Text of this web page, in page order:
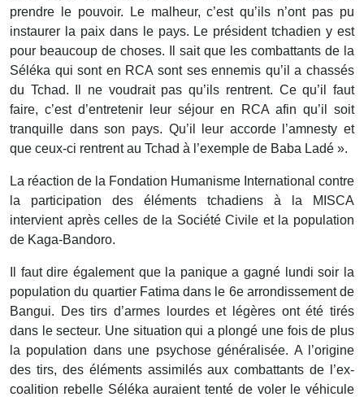
prendre le pouvoir. Le malheur, c’est qu’ils n’ont pas pu
instaurer la paix dans le pays. Le président tchadien y est
pour beaucoup de choses. Il sait que les combattants de la
Séléka qui sont en RCA sont ses ennemis qu’il a chassés
du Tchad. Il ne voudrait pas qu’ils rentrent. Ce qu’il faut
faire, c’est d’entretenir leur séjour en RCA afin qu’il soit
tranquille dans son pays. Qu’il leur accorde l’amnesty et
que ceux-ci rentrent au Tchad à l’exemple de Baba Ladé ».
La réaction de la Fondation Humanisme International contre
la participation des éléments tchadiens à la MISCA
intervient après celles de la Société Civile et la population
de Kaga-Bandoro.
Il faut dire également que la panique a gagné lundi soir la
population du quartier Fatima dans le 6e arrondissement de
Bangui. Des tirs d’armes lourdes et légères ont été tirés
dans le secteur. Une situation qui a plongé une fois de plus
la population dans une psychose généralisée. A l’origine
des tirs, des éléments assimilés aux combattants de l’ex-
coalition rebelle Séléka auraient tenté de voler le véhicule